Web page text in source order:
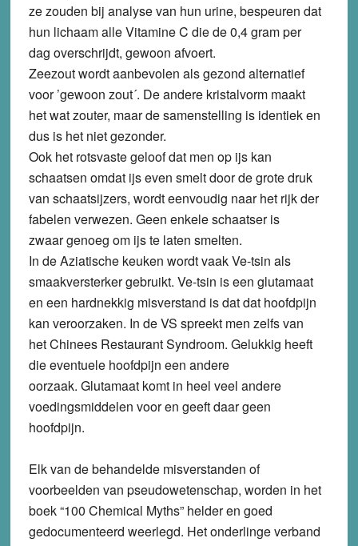
ze zouden bij analyse van hun urine, bespeuren dat
hun lichaam alle Vitamine C die de 0,4 gram per
dag overschrijdt, gewoon afvoert.
Zeezout wordt aanbevolen als gezond alternatief
voor ’gewoon zout´. De andere kristalvorm maakt
het wat zouter, maar de samenstelling is identiek en
dus is het niet gezonder.
Ook het rotsvaste geloof dat men op ijs kan
schaatsen omdat ijs even smelt door de grote druk
van schaatsijzers, wordt eenvoudig naar het rijk der
fabelen verwezen. Geen enkele schaatser is
zwaar genoeg om ijs te laten smelten.
In de Aziatische keuken wordt vaak Ve-tsin als
smaakversterker gebruikt. Ve-tsin is een glutamaat
en een hardnekkig misverstand is dat dat hoofdpijn
kan veroorzaken. In de VS spreekt men zelfs van
het Chinees Restaurant Syndroom. Gelukkig heeft
die eventuele hoofdpijn een andere
oorzaak. Glutamaat komt in heel veel andere
voedingsmiddelen voor en geeft daar geen
hoofdpijn.
Elk van de behandelde misverstanden of
voorbeelden van pseudowetenschap, worden in het
boek “100 Chemical Myths” helder en goed
gedocumenteerd weerlegd. Het onderlinge verband